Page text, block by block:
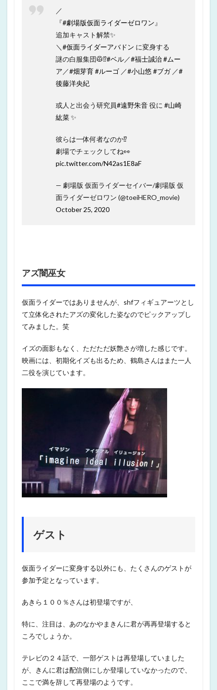
／
『#劇場版仮面ライダーゼロワン 』
追加キャスト解禁✨
＼ #仮面ライダーアバドン に変身する
謎の白服集団🥼⁉️#ベル／#福士誠治#ムー
ア ／#畑芽育#ルーゴ ／#小山悠 #ブガ／#
後藤洋央紀
或人と出会う研究員#遠野朱音役に #山崎
紘菜✨
彼らは一体何者なのか⁉️
劇場でチェックしてね👀
pic.twitter.com/N42as1E8aF
— 劇場版 仮面ライダーセイバー/劇場版 仮
面ライダーゼロワン (@toeiHERO_movie)
October 25, 2020
アズ闇巫女
仮面ライダーではありませんが、shfフィギュアーツとし
て立体化されたアズの変化した姿なのでピックアップし
てみました。笑
イズの面影もなく、ただただ妖艶さが増した感じです。
映画には、初期化イズも出るため、鶴島さんはまた一人
二役を演じています。
ゲスト
仮面ライダーに変身する以外にも、たくさんのゲストが
参加予定となっています。
あきら１００％さんは初登場ですが、
特に、注目は、あのなかやまきんに君が再再登場すると
ころでしょうか。
テレビの２４話で、一部ゲストは再登場していました
が、きんに君は配信側にしか登場していなかったので、
ここで満を辞して再登場のようです。